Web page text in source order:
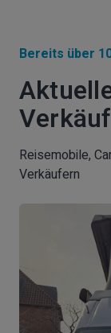
Bereits über
Reisemobile,
Verkäufern